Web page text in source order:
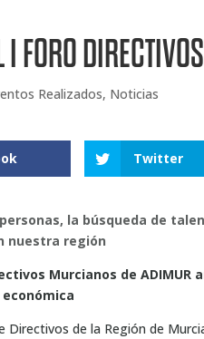
I FORO
Realizados, Noticias
Twitter
la búsqueda de
nuestra región
Murcianos de
Directivos de la Región de